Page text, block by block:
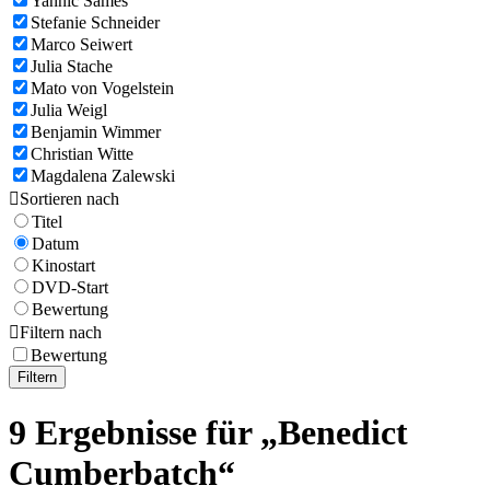
Stefanie Schneider
Marco Seiwert
Julia Stache
Mato von Vogelstein
Julia Weigl
Benjamin Wimmer
Christian Witte
Magdalena Zalewski
Sortieren nach
Titel
Datum
Kinostart
DVD-Start
Bewertung
Filtern nach
Bewertung
Filtern
9 Ergebnisse für „Benedict
Cumberbatch“